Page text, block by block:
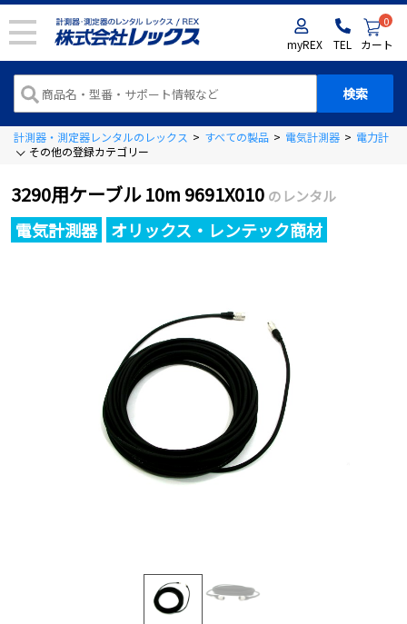
myREX TEL
0
カート
計測器・測定器レンタルのレックス > すべての製品 > 電気計測器 > 電力計
その他の登録カテゴリー
3290用ケーブル 10m 9691X010 のレンタル
電気計測器 オリックス・レンテック商材